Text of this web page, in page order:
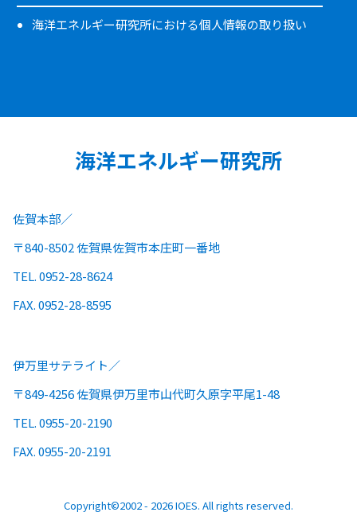
海洋エネルギー研究所における個人情報の取り扱い
海洋エネルギー研究所
佐賀本部
〒840-8502 佐賀県佐賀市本庄町一番地
TEL. 0952-28-8624
FAX. 0952-28-8595
伊万里サテライト
〒849-4256 佐賀県伊万里市山代町久原字平尾1-48
TEL. 0955-20-2190
FAX. 0955-20-2191
Copyright©2002 - 2026 IOES. All rights reserved.